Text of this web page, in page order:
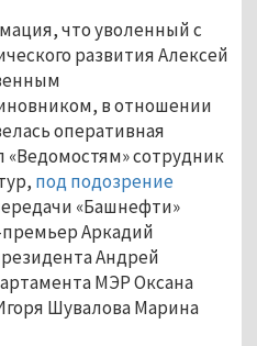
что уволенный с
развития Алексей
в отношении
оперативная
«Ведомостям» сотрудник
под подозрение
«Башнефти»
Аркадий
Андрей
МЭР Оксана
Шувалова Марина